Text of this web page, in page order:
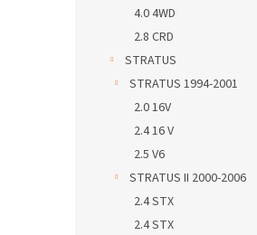
4.0 4WD
2.8 CRD
STRATUS
STRATUS 1994-2001
2.0 16V
2.4 16 V
2.5 V6
STRATUS II 2000-2006
2.4 STX
2.4 STX